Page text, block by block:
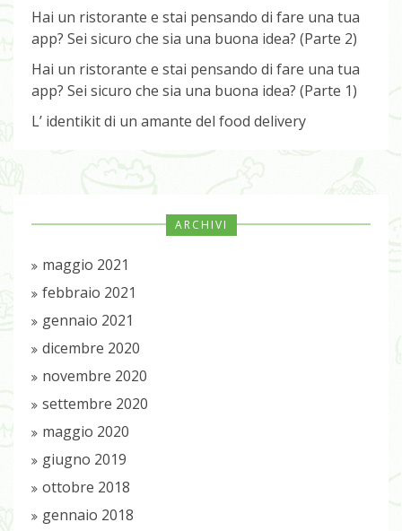
Hai un ristorante e stai pensando di fare una tua
app? Sei sicuro che sia una buona idea? (Parte 2)
Hai un ristorante e stai pensando di fare una tua
app? Sei sicuro che sia una buona idea? (Parte 1)
L’ identikit di un amante del food delivery
ARCHIVI
maggio 2021
febbraio 2021
gennaio 2021
dicembre 2020
novembre 2020
settembre 2020
maggio 2020
giugno 2019
ottobre 2018
gennaio 2018